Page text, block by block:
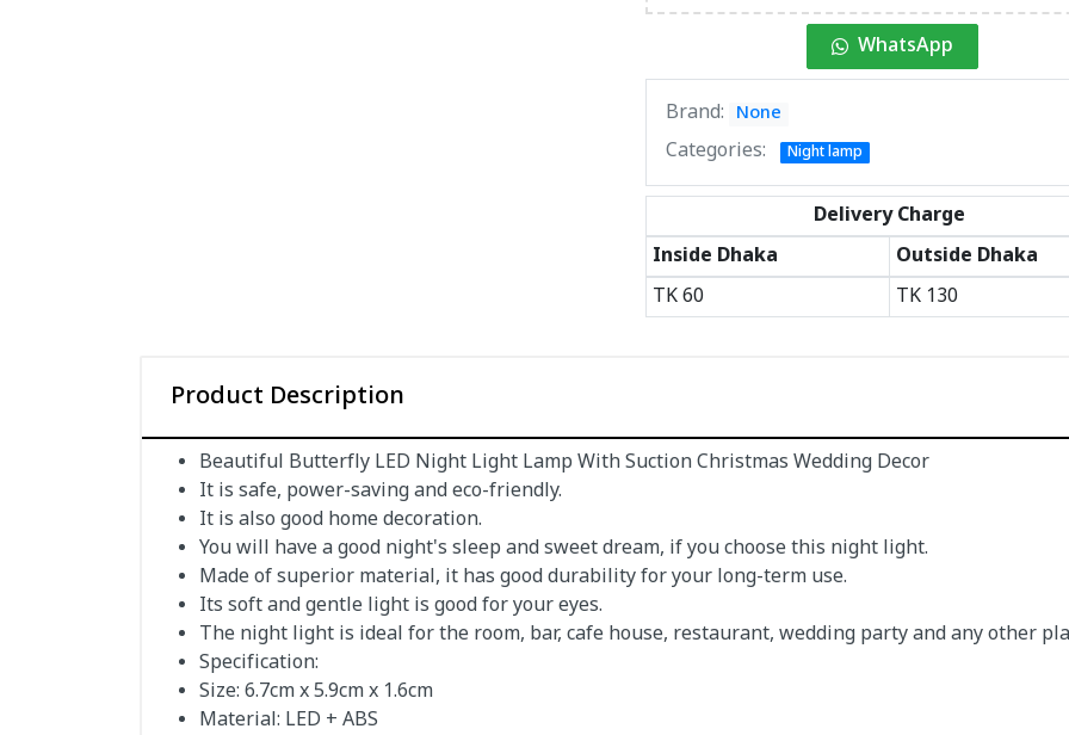
WhatsApp
Brand: None
Categories: Night lamp
Delivery Charge
Inside Dhaka
Outside Dhaka
TK60 TK 130
Product Description
Beautiful Butterfly LED Night Light Lamp With Suction Christmas Wedding Decor
It is safe, power-saving and eco-friendly.
It is also good home decoration.
You will have a good night's sleep and sweet dream, if you choose this night light.
Made of superior material, it has good durability for your long-term use.
Its soft and gentle light is good for your eyes.
The night light is ideal for the room, bar, cafe house, restaurant, wedding party and any other
Specification:
Size: 6.7cm x 5.9cm x 1.6cm
Material: LED + ABS